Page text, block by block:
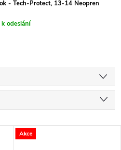
- Tech-Protect, 13-14 Neopren
odeslání
Akce